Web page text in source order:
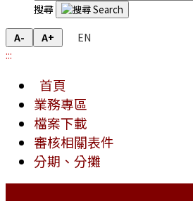
搜尋
A- A+
EN
:::
首頁
業務專區
檔案下載
審核相關表件
分期、分攤